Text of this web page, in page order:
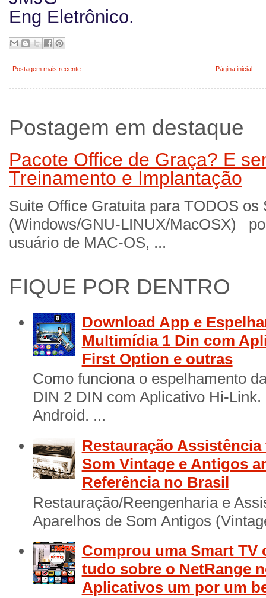
Eng Eletrônico.
Postagem mais recente Página inicial
Postagem em destaque
Pacote Office de Graça? E
Treinamento e Implantação
Suite Office Gratuita para TODOS
(Windows/GNU-LINUX/MacOSX)
usuário de MAC-OS, ...
FIQUE POR DENTRO
Download App e
Multimídia 1 Din com
First Option e outras
Como funciona o espelhamento
DIN 2 DIN com Aplicativo Hi-
Android. ...
Restauração
Som Vintage e Antigos
Referência no Brasil
Restauração/Reengenharia e
Aparelhos de Som Antigos
Comprou uma Smart TV
tudo sobre o NetRange
Aplicativos um por um